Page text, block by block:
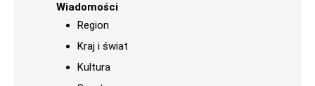
Wiadomości
Region
Kraj i świat
Kultura